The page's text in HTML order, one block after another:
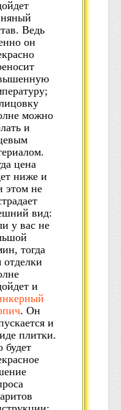
Ведь
он
можно
и
цена
ниже и
этом не
вид:
у вас не
тогда
отделки
и
. Он
и
плитки.
будет